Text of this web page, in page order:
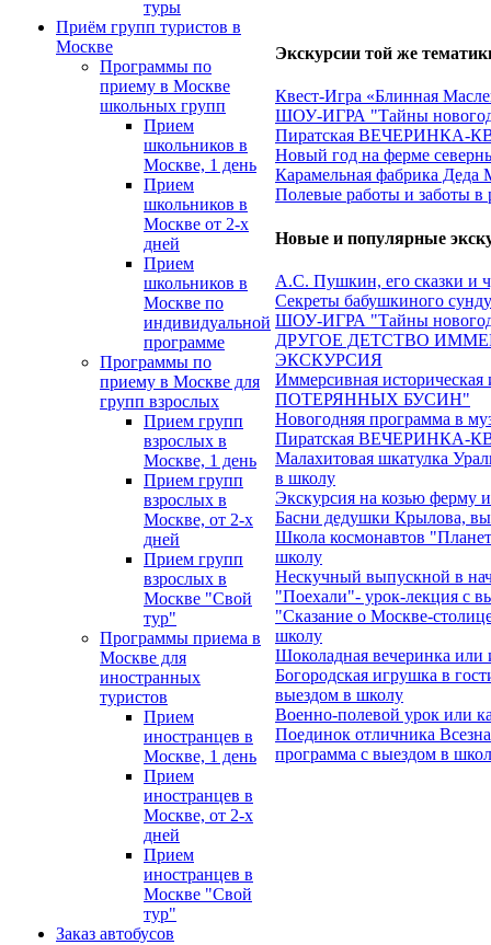
туры
Приём групп туристов в
Москве
Программы по
приему в Москве
школьных групп
Прием
школьников в
Москве, 1 день
Прием
школьников в
Москве от 2-х
дней
Прием
школьников в
Москве по
индивидуальной
программе
Программы по
приему в Москве для
групп взрослых
Прием групп
взрослых в
Москве, 1 день
Прием групп
взрослых в
Москве, от 2-х
дней
Прием групп
взрослых в
Москве "Свой
тур"
Программы приема в
Москве для
иностранных
туристов
Прием
иностранцев в
Москве, 1 день
Прием
иностранцев в
Москве, от 2-х
дней
Прием
иностранцев в
Москве "Свой
тур"
Заказ автобусов
Экскурсии той же
Квест-Игра «Блинная
ШОУ-ИГРА "Тайны
Пиратская ВЕЧЕРИНКА-
Новый год на ферме
Карамельная фабрика Деда
Полевые работы и заботы в
Новые и популярные
А.С. Пушкин, его сказки и
Секреты бабушкиного
ШОУ-ИГРА "Тайны
ДРУГОЕ ДЕТСТВО
ЭКСКУРСИЯ
Иммерсивная
ПОТЕРЯННЫХ БУСИН"
Новогодняя программа в
Пиратская ВЕЧЕРИНКА-
Малахитовая шкатулка
в школу
Экскурсия на козью ферму
Басни дедушки Крылова,
Школа космонавтов
школу
Нескучный выпускной в
"Поехали"- урок-лекция с
"Сказание о Москве-
школу
Шоколадная вечеринка или
Богородская игрушка в
выездом в школу
Военно-полевой урок или
Поединок отличника
программа с выездом в